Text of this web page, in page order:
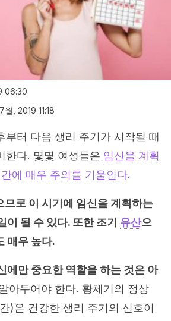
06:30
월, 2019 11:18
부터 다음 생리 주기가 시작될 때
한다. 몇몇 여성들은 임신을 계획
에 매우 주의를 기울인다.
므로 이 시기에 임신을 계획하는
이 될 수 있다. 또한 조기 유산으
매우 높다.
에만 중요한 역할을 하는 것은 아
아두어야 한다. 황체기의 정상
)은 건강한 생리 주기의 신호이